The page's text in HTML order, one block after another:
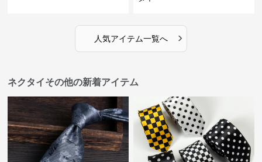
人気アイテム一覧へ ›
ネクタイその他の新着アイテム